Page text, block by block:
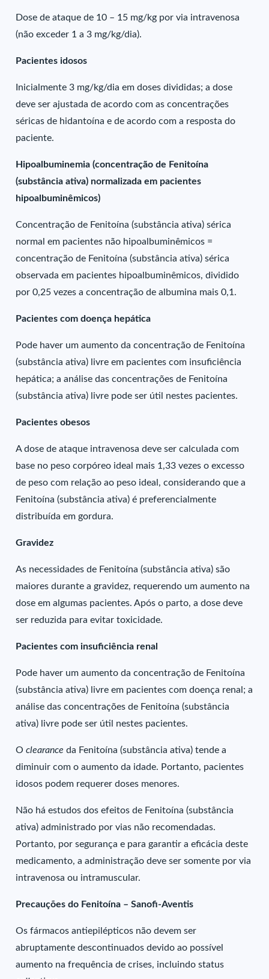
Dose de ataque de 10 – 15 mg/kg por via intravenosa
(não exceder 1 a 3 mg/kg/dia).
Pacientes idosos
Inicialmente 3 mg/kg/dia em doses divididas; a dose
deve ser ajustada de acordo com as concentrações
séricas de hidantoína e de acordo com a resposta do
paciente.
Hipoalbuminemia (concentração de Fenitoína
(substância ativa) normalizada em pacientes
hipoalbuminêmicos)
Concentração de Fenitoína (substância ativa) sérica
normal em pacientes não hipoalbuminêmicos =
concentração de Fenitoína (substância ativa) sérica
observada em pacientes hipoalbuminêmicos, dividido
por 0,25 vezes a concentração de albumina mais 0,1.
Pacientes com doença hepática
Pode haver um aumento da concentração de Fenitoína
(substância ativa) livre em pacientes com insuficiência
hepática; a análise das concentrações de Fenitoína
(substância ativa) livre pode ser útil nestes pacientes.
Pacientes obesos
A dose de ataque intravenosa deve ser calculada com
base no peso corpóreo ideal mais 1,33 vezes o excesso
de peso com relação ao peso ideal, considerando que a
Fenitoína (substância ativa) é preferencialmente
distribuída em gordura.
Gravidez
As necessidades de Fenitoína (substância ativa) são
maiores durante a gravidez, requerendo um aumento na
dose em algumas pacientes. Após o parto, a dose deve
ser reduzida para evitar toxicidade.
Pacientes com insuficiência renal
Pode haver um aumento da concentração de Fenitoína
(substância ativa) livre em pacientes com doença renal; a
análise das concentrações de Fenitoína (substância
ativa) livre pode ser útil nestes pacientes.
Oclearance da Fenitoína (substância ativa) tende a
diminuir com o aumento da idade. Portanto, pacientes
idosos podem requerer doses menores.
Não há estudos dos efeitos de Fenitoína (substância
ativa) administrado por vias não recomendadas.
Portanto, por segurança e para garantir a eficácia deste
medicamento, a administração deve ser somente por via
intravenosa ou intramuscular.
Precauções do Fenitoína – Sanofi-Aventis
Os fármacos antiepilépticos não devem ser
abruptamente descontinuados devido ao possível
aumento na frequência de crises, incluindo status